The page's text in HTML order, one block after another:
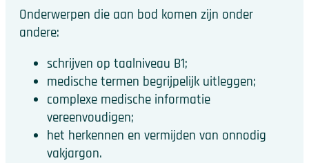
Onderwerpen die aan bod komen zijn onder
andere:
schrijven op taalniveau B1;
medische termen begrijpelijk uitleggen;
complexe medische informatie
vereenvoudigen;
het herkennen en vermijden van onnodig
vakjargon.